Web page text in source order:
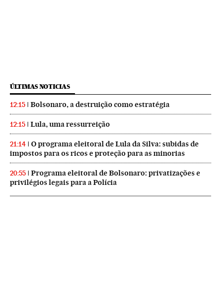
ÚLTIMAS NOTICIAS
12:15 Bolsonaro, a destruição como estratégia
12:15 Lula, uma ressurreição
21:14
O programa eleitoral de Lula da Silva: subidas de
impostos para os ricos e proteção para as minorias
20:55
Programa eleitoral de Bolsonaro: privatizações e
privilégios legais para a Polícia